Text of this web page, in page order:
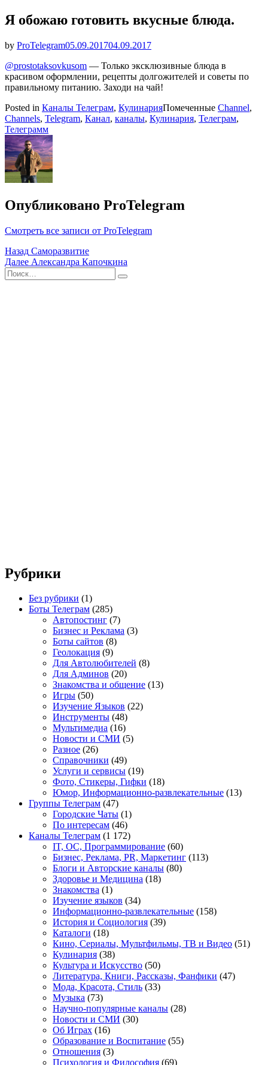
Я обожаю готовить вкусные блюда.
by ProTelegramОпубликовано
05.09.201704.09.2017
@prostotaksovkusom — Только эксклюзивные блюда в
красивом оформлении, рецепты долгожителей и советы по
правильному питанию. Заходи на чай!
Posted in Каналы Телеграм, КулинарияПомеченные Channel,
Channels, Telegram, Канал, каналы, Кулинария, Телеграм,
Телеграмм
Опубликовано ProTelegram
Смотреть все записи от ProTelegram
Навигация
по
записям
Назад Саморазвитие
Далее Александра Капочкина
Поиск
Найти
Рубрики
Без рубрики (1)
Боты Телеграм (285)
Автопостинг (7)
Бизнес и Реклама (3)
Боты сайтов (8)
Геолокация (9)
Для Автолюбителей (8)
Для Админов (20)
Знакомства и общение (13)
Игры (50)
Изучение Языков (22)
Инструменты (48)
Мультимедиа (16)
Новости и СМИ (5)
Разное (26)
Справочники (49)
Услуги и сервисы (19)
Фото, Стикеры, Гифки (18)
Юмор, Информационно-развлекательные (13)
Группы Телеграм (47)
Городские Чаты (1)
По интересам (46)
Каналы Телеграм (1 172)
IT, ОС, Программирование (60)
Бизнес, Реклама, PR, Маркетинг (113)
Блоги и Авторские каналы (80)
Здоровье и Медицина (18)
Знакомства (1)
Изучение языков (34)
Информационно-развлекательные (158)
История и Социология (39)
Каталоги (18)
Кино, Сериалы, Мультфильмы, ТВ и Видео (51)
Кулинария (38)
Культура и Искусство (50)
Литература, Книги, Рассказы, Фанфики (47)
Мода, Красота, Стиль (33)
Музыка (73)
Научно-популярные каналы (28)
Новости и СМИ (30)
Об Играх (16)
Образование и Воспитание (55)
Отношения (3)
Психология и Философия (69)